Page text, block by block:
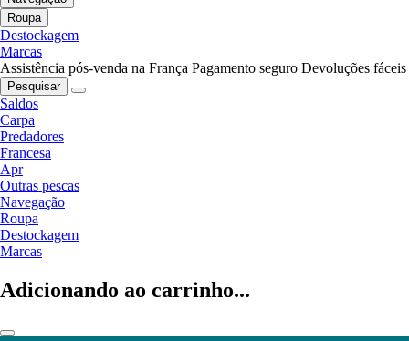
Roupa
Destockagem
Marcas
Assistência pós-venda na França Pagamento seguro Devoluções fáceis
Pesquisar
Saldos
Carpa
Predadores
Francesa
Apr
Outras pescas
Navegação
Roupa
Destockagem
Marcas
Adicionando ao carrinho...